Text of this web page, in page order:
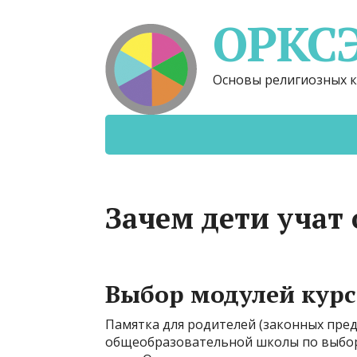
Основы религиозных
Зачем дети учат
Выбор модулей
Памятка для родителей (законных
общеобразовательной школы по